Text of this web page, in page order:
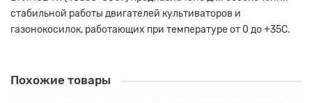
стабильной работы двигателей культиваторов и
газонокосилок, работающих при температуре от 0 до +35С.
Похожие товары